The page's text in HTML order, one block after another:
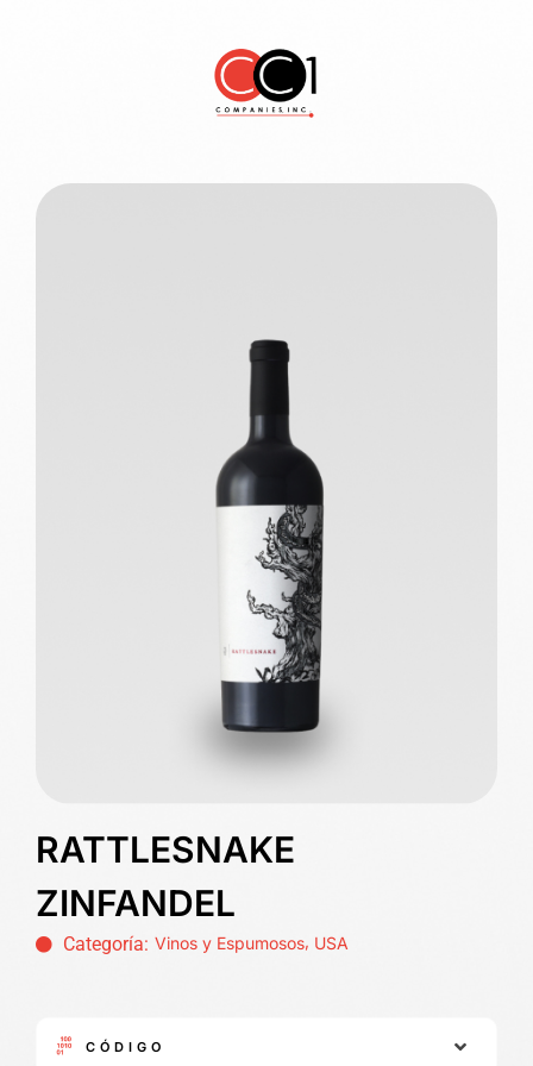
RATTLESNAKE
ZINFANDEL
Categoría: Vinos y Espumosos, USA
CÓDIGO